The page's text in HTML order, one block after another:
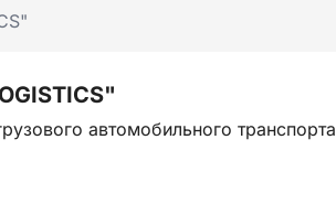
автомобильного транспорта